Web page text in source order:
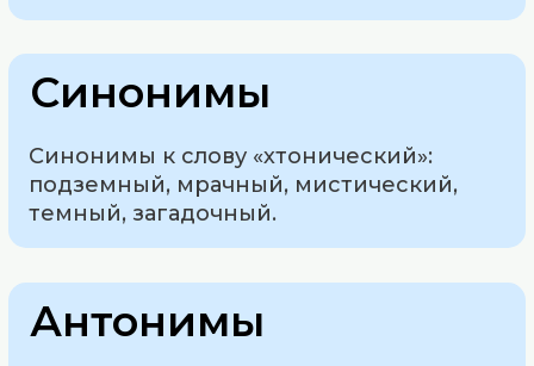
Синонимы
Синонимы к слову «хтонический»:
подземный, мрачный, мистический,
темный, загадочный.
Антонимы